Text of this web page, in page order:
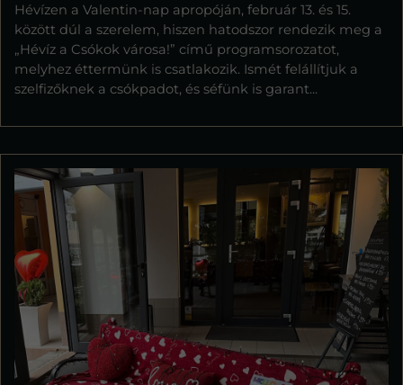
Hévízen a Valentin-nap apropóján, február 13. és 15.
között dúl a szerelem, hiszen hatodszor rendezik meg a
„Hévíz a Csókok városa!” című programsorozatot,
melyhez éttermünk is csatlakozik. Ismét felállítjuk a
szelfizőknek a csókpadot, és séfünk is garant...